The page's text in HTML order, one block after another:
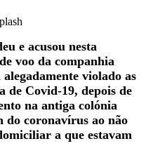
e acusou nesta
voo da companhia
violado as
de Covid-19, depois de
na antiga colónia
coronavírus ao não
a que estavam